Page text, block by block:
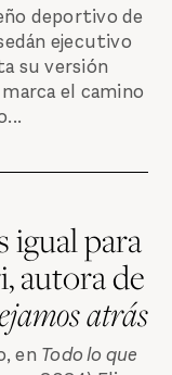
deportivo de
ejecutivo
su versión
el camino
igual para
autora de
atrás
en Todo lo que